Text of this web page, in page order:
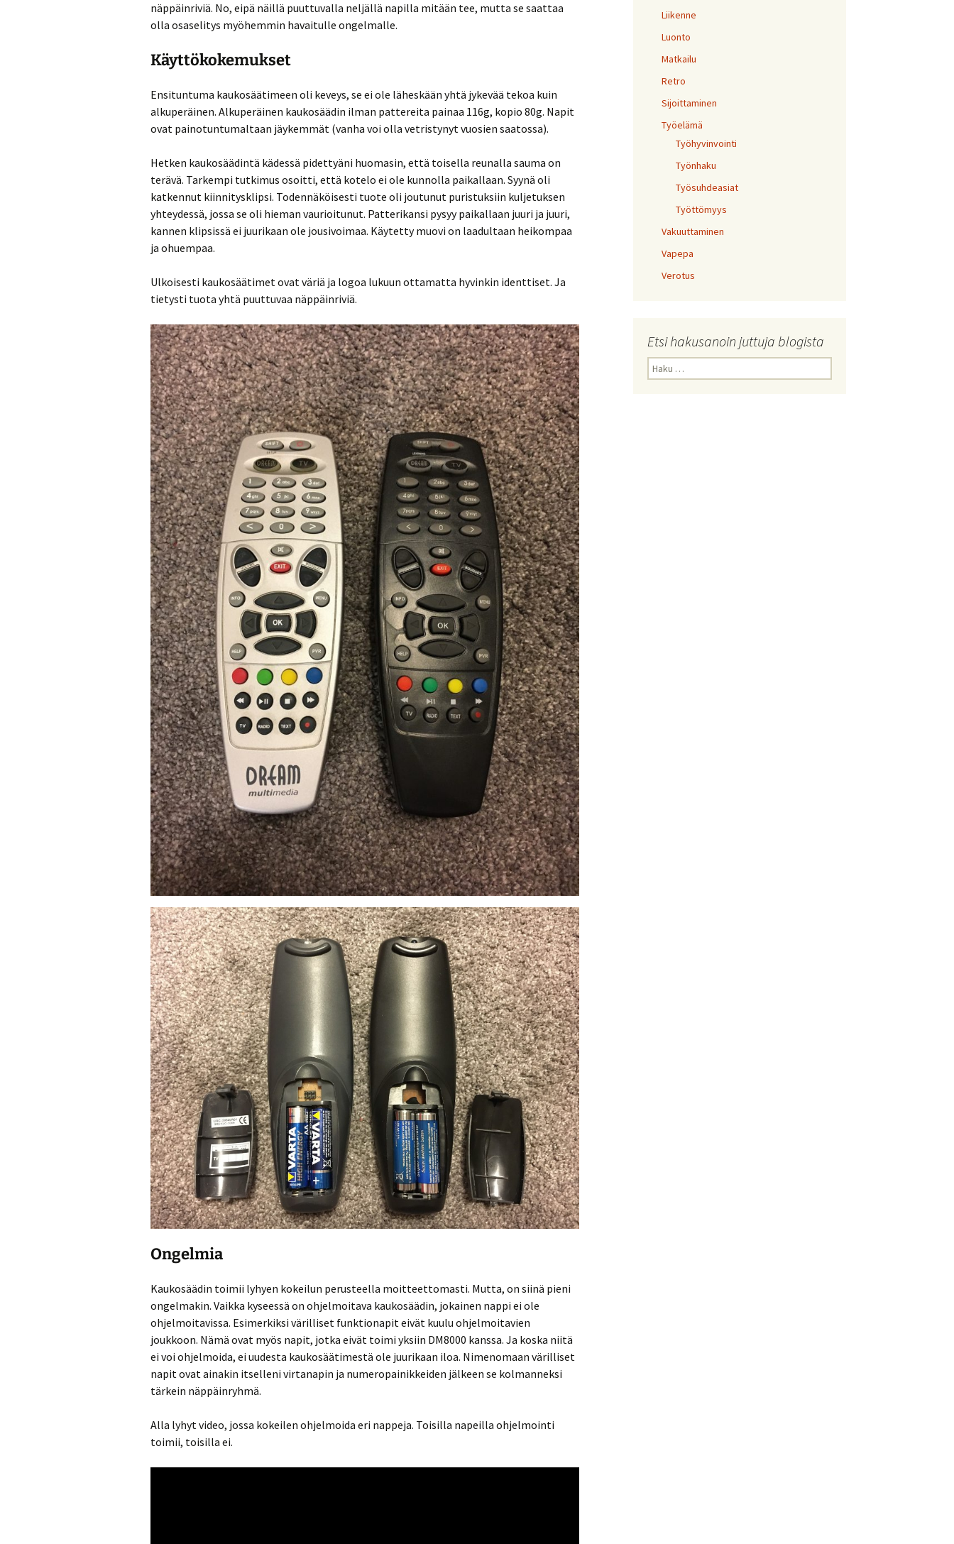
näppäinriviä. No, eipä näillä puuttuvalla neljällä napilla mitään tee, mutta se saattaa
olla osaselitys myöhemmin havaitulle ongelmalle.
Käyttökokemukset
Ensituntuma kaukosäätimeen oli keveys, se ei ole läheskään yhtä jykevää tekoa kuin
alkuperäinen. Alkuperäinen kaukosäädin ilman pattereita painaa 116g, kopio 80g. Napit
ovat painotuntumaltaan jäykemmät (vanha voi olla vetristynyt vuosien saatossa).
Hetken kaukosäädintä kädessä pidettyäni huomasin, että toisella reunalla sauma on
terävä. Tarkempi tutkimus osoitti, että kotelo ei ole kunnolla paikallaan. Syynä oli
katkennut kiinnitysklipsi. Todennäköisesti tuote oli joutunut puristuksiin kuljetuksen
yhteydessä, jossa se oli hieman vaurioitunut. Patterikansi pysyy paikallaan juuri ja juuri,
kannen klipsissä ei juurikaan ole jousivoimaa. Käytetty muovi on laadultaan heikompaa
ja ohuempaa.
Ulkoisesti kaukosäätimet ovat väriä ja logoa lukuun ottamatta hyvinkin identtiset. Ja
tietysti tuota yhtä puuttuvaa näppäinriviä.
Ongelmia
Kaukosäädin toimii lyhyen kokeilun perusteella moitteettomasti. Mutta, on siinä pieni
ongelmakin. Vaikka kyseessä on ohjelmoitava kaukosäädin, jokainen nappi ei ole
ohjelmoitavissa. Esimerkiksi värilliset funktionapit eivät kuulu ohjelmoitavien
joukkoon. Nämä ovat myös napit, jotka eivät toimi yksiin DM8000 kanssa. Ja koska niitä
ei voi ohjelmoida, ei uudesta kaukosäätimestä ole juurikaan iloa. Nimenomaan värilliset
napit ovat ainakin itselleni virtanapin ja numeropainikkeiden jälkeen se kolmanneksi
tärkein näppäinryhmä.
Alla lyhyt video, jossa kokeilen ohjelmoida eri nappeja. Toisilla napeilla ohjelmointi
toimii, toisilla ei.
Liikenne
Luonto
Matkailu
Retro
Sijoittaminen
Työelämä
Työhyvinvointi
Työnhaku
Työsuhdeasiat
Työttömyys
Vakuuttaminen
Vapepa
Verotus
Etsi hakusanoin juttuja blogista
Haku: